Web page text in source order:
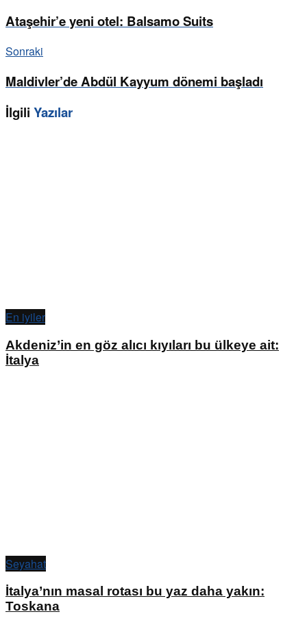
Ataşehir’e yeni otel: Balsamo Suits
Sonraki
Maldivler’de Abdül Kayyum dönemi başladı
İlgili Yazılar
En iyiler
Akdeniz’in en göz alıcı kıyıları bu ülkeye ait:
İtalya
Seyahat
İtalya’nın masal rotası bu yaz daha yakın:
Toskana